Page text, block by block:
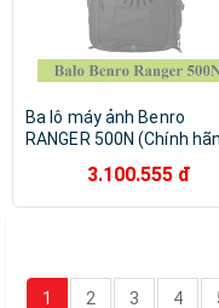
Ba lô máy ảnh Benro
RANGER 500N (Chính
3.100.555 đ
1 2 3 4